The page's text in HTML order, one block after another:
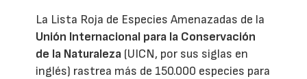
La Lista Roja de Especies Amenazadas de la
Unión Internacional para la Conservación
de la Naturaleza (UICN, por sus siglas en
inglés) rastrea más de 150.000 especies para